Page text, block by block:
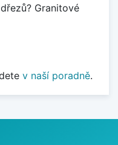
Granitové
v naší poradně.